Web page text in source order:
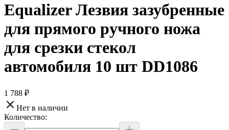
Equalizer Лезвия зазубренные
для прямого ручного ножа
для срезки стекол
автомобиля 10 шт DD1086
1 788 ₽
Нет в наличии
Количество: